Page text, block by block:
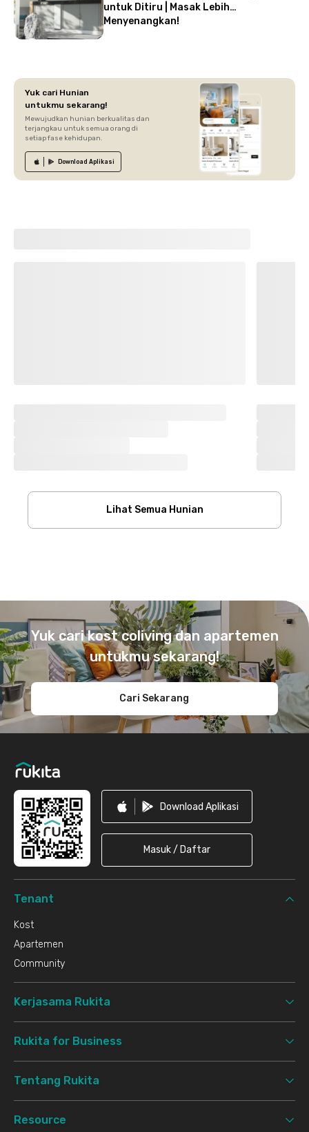
untuk Ditiru | Masak Lebih
Menyenangkan!
Yuk cari Hunian
untukmu sekarang!
Mewujudkan hunian berkualitas dan
terjangkau untuk semua orang di
setiap fase kehidupan.
Download Aplikasi
Lihat Semua Hunian
Yuk cari kost coliving dan apartemen
untukmu sekarang!
Cari Sekarang
Download Aplikasi
Masuk / Daftar
Tenant
Kost
Apartemen
Community
Kerjasama Rukita
Rukita for Business
Tentang Rukita
Resource